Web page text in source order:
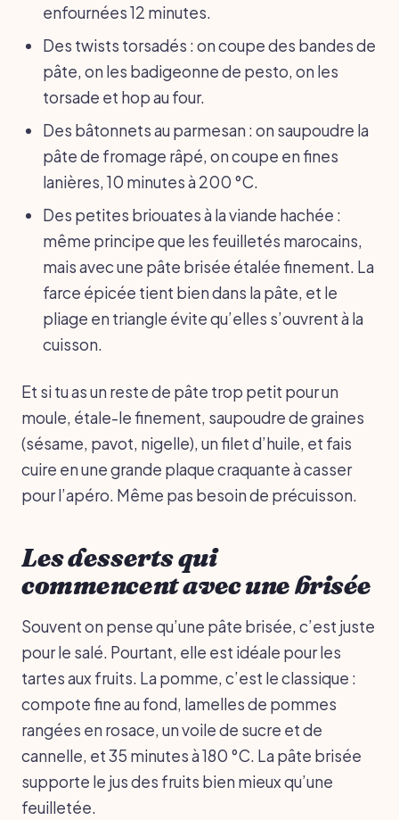
enfournées 12 minutes.
Des twists torsadés : on coupe des bandes de
pâte, on les badigeonne de pesto, on les
torsade et hop au four.
Des bâtonnets au parmesan : on saupoudre la
pâte de fromage râpé, on coupe en fines
lanières, 10 minutes à 200 °C.
Des petites briouates à la viande hachée :
même principe que les feuilletés marocains,
mais avec une pâte brisée étalée finement. La
farce épicée tient bien dans la pâte, et le
pliage en triangle évite qu’elles s’ouvrent à la
cuisson.
Et si tu as un reste de pâte trop petit pour un
moule, étale-le finement, saupoudre de graines
(sésame, pavot, nigelle), un filet d’huile, et fais
cuire en une grande plaque craquante à casser
pour l’apéro. Même pas besoin de précuisson.
Les desserts qui
commencent avec une brisée
Souvent on pense qu’une pâte brisée, c’est juste
pour le salé. Pourtant, elle est idéale pour les
tartes aux fruits. La pomme, c’est le classique :
compote fine au fond, lamelles de pommes
rangées en rosace, un voile de sucre et de
cannelle, et 35 minutes à 180 °C. La pâte brisée
supporte le jus des fruits bien mieux qu’une
feuilletée.